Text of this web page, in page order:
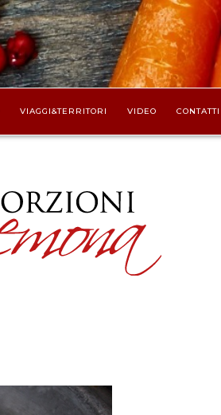
VIAGGI&TERRITORI VIDEO CONTATTI